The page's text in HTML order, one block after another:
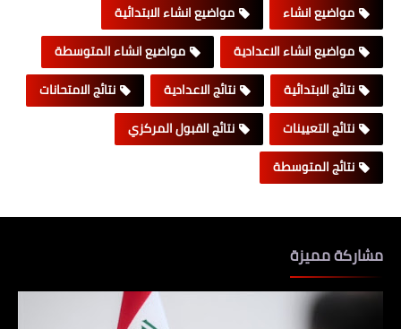
مواضيع انشاء
مواضيع انشاء الابتدائية
مواضيع انشاء الاعدادية
مواضيع انشاء المتوسطة
نتائج الابتدائية
نتائج الاعدادية
نتائج الامتحانات
نتائج التعيينات
نتائج القبول المركزي
نتائج المتوسطة
مشاركة مميزة